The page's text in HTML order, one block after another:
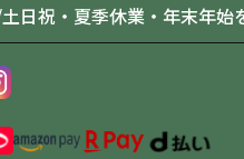
日祝・夏季休業・年末年始